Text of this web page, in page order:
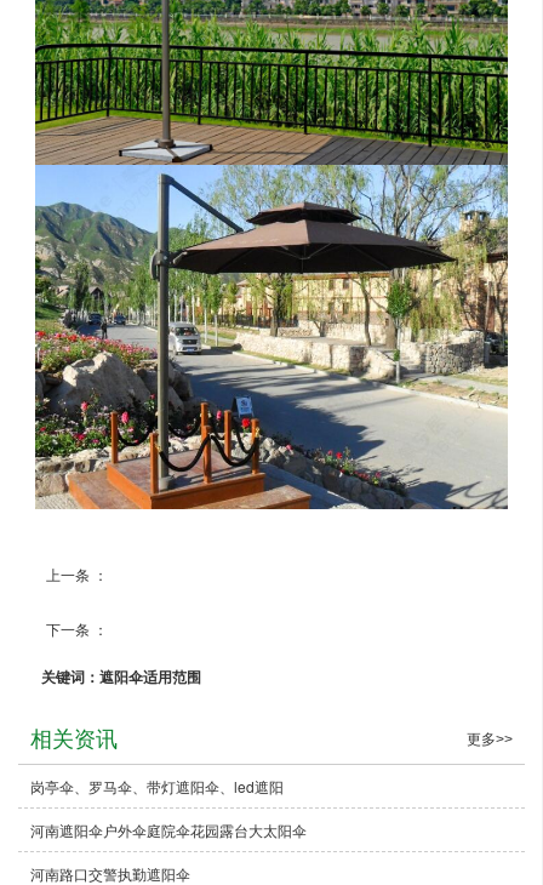
反
馈
我
们
上一条 ：
下一条 ：
关键词：遮阳伞适用范围
相关资讯 更多>>
岗亭伞、罗马伞、带灯遮阳伞、led遮阳
河南遮阳伞户外伞庭院伞花园露台大太阳伞
河南路口交警执勤遮阳伞